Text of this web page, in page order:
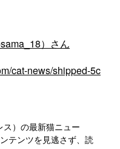
）さん
cat-news/shipped-5c
）の最新猫ニュー
テンツを見逃さず、読